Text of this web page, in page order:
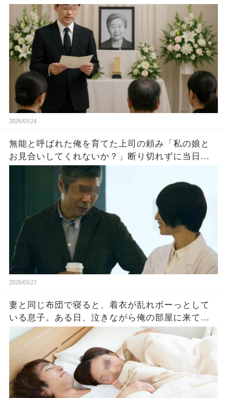
るほど。よ～く分かったよ」→彼女達の理屈に従
ってあげた結果ｗ
2026/03/24
無能と呼ばれた俺を育てた上司の頼み「私の娘と
お見合いしてくれないか？」断り切れずに当日行
くと、ビジン「まだ気づかないの？鈍感ねｗ」な
んと上司の娘は…
2026/03/23
妻と同じ布団で寝ると、着衣が乱れボーっとして
いる息子。ある日、泣きながら俺の部屋に来て
「僕、もう耐えられない（泣）」事情を聞くと…